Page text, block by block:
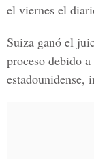
el viernes el
Suiza ganó el
proceso debido
estadounidense,